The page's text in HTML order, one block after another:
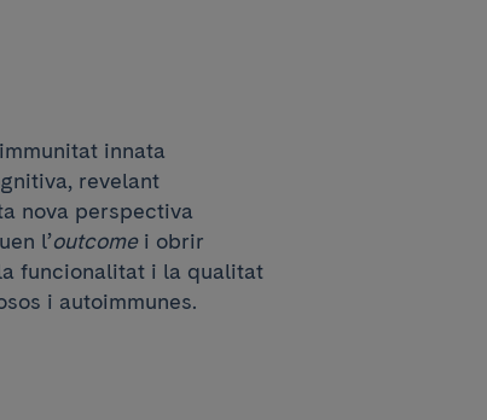
innata
revelant
nova perspectiva
l’outcomei obrir
funcionalitat i la qualitat
i autoimmunes.